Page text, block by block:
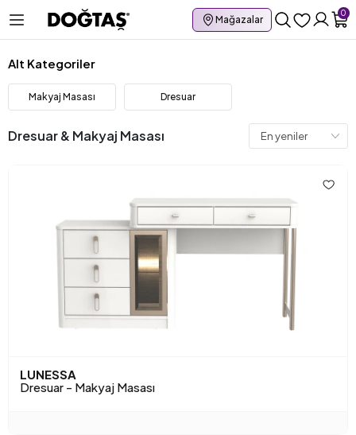
Mağazalar
0
Alt Kategoriler
Makyaj Masası Dresuar
Dresuar & Makyaj Masası
LUNESSA
Dresuar - Makyaj Masası